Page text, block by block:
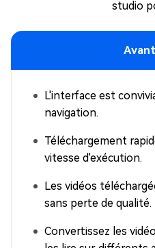
L'interface est
navigation.
Téléchargement
vitesse d'exécution.
Les vidéos
sans perte de qualité.
Convertissez les